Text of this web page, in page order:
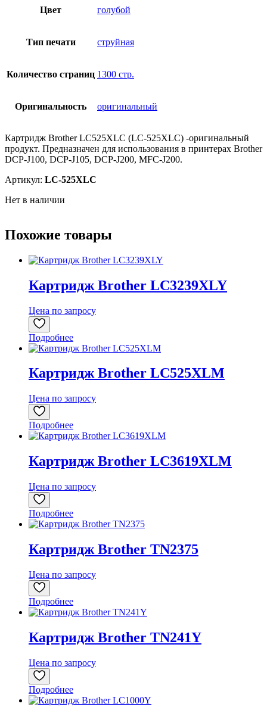
Цвет голубой
Тип печати струйная
Количество страниц 1300 стр.
Оригинальность оригинальный
Картридж Brother LC525XLC (LC-525XLC) -оригинальный
продукт. Предназначен для использования в принтерах Brother
DCP-J100, DCP-J105, DCP-J200, MFC-J200.
Артикул: LC-525XLC
Нет в наличии
Похожие товары
Картридж Brother LC3239XLY
Цена по запросу
Подробнее
Картридж Brother LC525XLM
Цена по запросу
Подробнее
Картридж Brother LC3619XLM
Цена по запросу
Подробнее
Картридж Brother TN2375
Цена по запросу
Подробнее
Картридж Brother TN241Y
Цена по запросу
Подробнее